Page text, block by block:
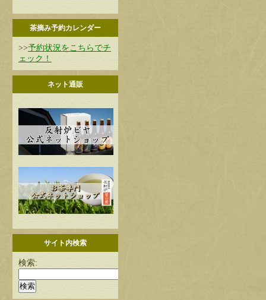
茶摘み予約カレンダー
>>予約状況をこちらでチ
ェック！
ネット通販
サイト内検索
検索: